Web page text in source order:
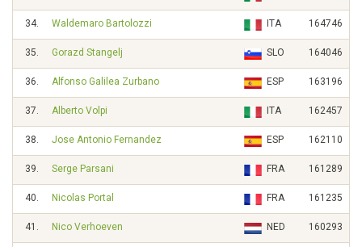
34. Waldemaro Bartolozzi ITA 164746
35. Gorazd Stangelj SLO 164046
36. Alfonso Galilea Zurbano ESP 163196
37. Alberto Volpi ITA 162457
38. Jose Antonio Fernandez ESP 162110
39. Serge Parsani FRA 161289
40. Nicolas Portal FRA 161235
41. Nico Verhoeven NED 160293